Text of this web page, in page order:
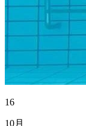
16
10月